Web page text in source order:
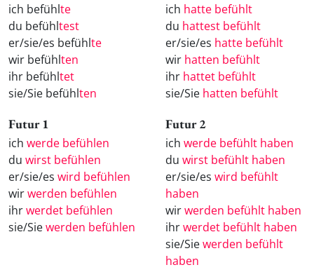
ich befühlte
du befühltest
er/sie/es befühlte
wir befühlten
ihr befühltet
sie/Sie befühlten
ich hatte befühlt
du hattest befühlt
er/sie/es hatte befühlt
wir hatten befühlt
ihr hattet befühlt
sie/Sie hatten befühlt
Futur 1
ich werde befühlen
du wirst befühlen
er/sie/es wird befühlen
wirwerden befühlen
ihrwerdet befühlen
sie/Siewerden befühlen
Futur 2
ich werde befühlt haben
du wirst befühlt haben
er/sie/es wird befühlt
haben
wirwerden befühlt haben
ihrwerdet befühlt haben
sie/Siewerden befühlt
haben